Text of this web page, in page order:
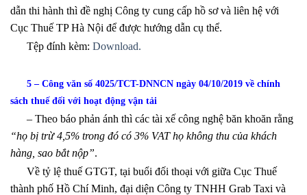
dẫn thi hành thì đề nghị Công ty cung cấp hồ sơ và liên hệ với
Cục Thuế TP Hà Nội để được hướng dẫn cụ thể.
Tệp đính kèm: Download.
5 – Công văn số 4025/TCT-DNNCN ngày 04/10/2019 về chính
sách thuế đối với hoạt động vận tải
– Theo báo phản ánh thì các tài xế công nghệ băn khoăn rằng
“họ bị trừ 4,5% trong đó có 3% VAT họ không thu của khách
hàng, sao bắt nộp”.
Về tỷ lệ thuế GTGT, tại buổi đối thoại với giữa Cục Thuế
thành phố Hồ Chí Minh, đại diện Công ty TNHH Grab Taxi và